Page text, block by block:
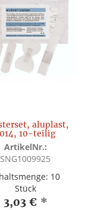
aluplast,
10-teilig
ArtikelNr.:
SNG1009925
10
Stück
3,03 € *